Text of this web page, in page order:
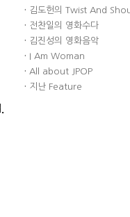
· 김도헌의 Twist And
· 전찬일의 영화수다
· 김진성의 영화음악
· I Am Woman
· All about JPOP
· 지난 Feature